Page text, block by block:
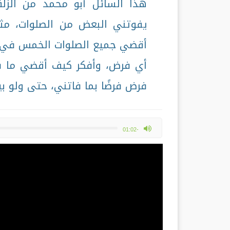
يفوتني البعض من الصلوات،
أقضي جميع الصلوات الخمس في
أي فرض، وأفكر كيف أقضي
فرض فرضًا بما فاتني، حتى ولو
-01:02
max volume